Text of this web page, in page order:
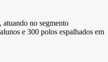
no segmento
e 300 polos espalhados em